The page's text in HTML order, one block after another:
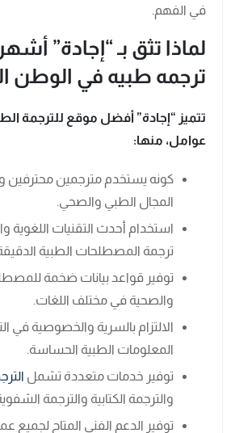
في الفهم.
لماذا تثق بـ “إجادة”
ترجمه طبيه في الوطن
تتميز “إجادة” أفضل موقع للترجمة
عوامل، منها:
كونه يستخدم مترجمين محترفين
المجال الطبي والصحي.
استخدام أحدث التقنيات اللغوية
ترجمة المصطلحات الطبية
توفير قواعد بيانات ضخمة
والصحية في مختلف اللغات.
الالتزام بالسرية والخصوصية في
المعلومات الطبية الحساسة.
توفير خدمات متعددة تشمل
والترجمة الكتابية والترجمة
توفير الدعم الفني المتاح لجميع